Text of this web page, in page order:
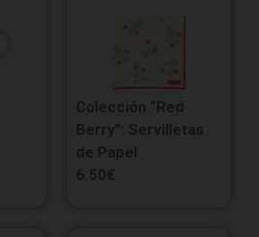
Colección “Red
Berry”: Servilletas
de Papel
6.50€